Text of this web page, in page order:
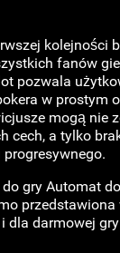
kolejności
fanów
pozwala
w prostym
mogą nie
cech, a tylko
gry Automat
przedstawiona
dla darmowej